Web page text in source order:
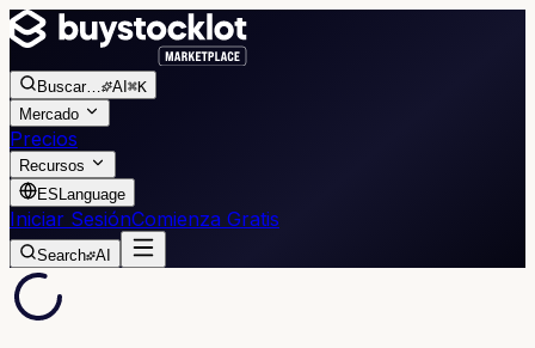
Buscar… AI ⌘K
Mercado
Precios
Recursos
ES Language
Iniciar SesiónComienza Gratis
Search AI